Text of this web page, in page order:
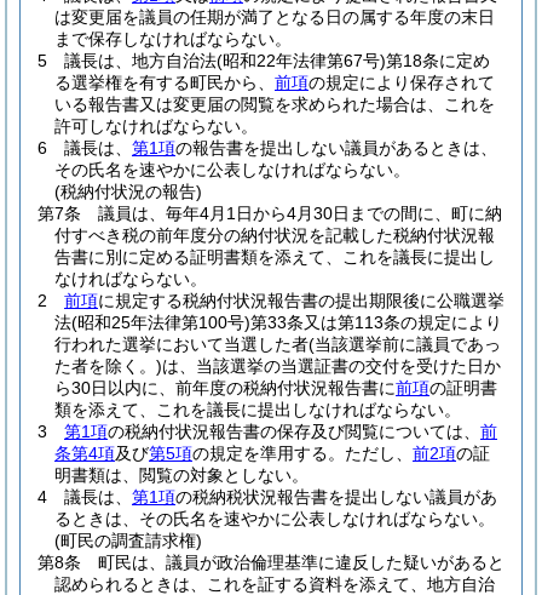
は変更届を議員の任期が満了となる日の属する年度の末日
まで保存しなければならない。
5
議長は、地方自治法(昭和22年法律第67号)第18条に定め
る選挙権を有する町民から、 前項の規定により保存されて
いる報告書又は変更届の閲覧を求められた場合は、これを
許可しなければならない。
6
議長は、 第1項の報告書を提出しない議員があるときは、
その氏名を速やかに公表しなければならない。
(税納付状況の報告)
第7条
議員は、毎年4月1日から4月30日までの間に、町に納
付すべき税の前年度分の納付状況を記載した税納付状況報
告書に別に定める証明書類を添えて、これを議長に提出し
なければならない。
2
前項に規定する税納付状況報告書の提出期限後に公職選挙
法(昭和25年法律第100号)第33条又は第113条の規定により
行われた選挙において当選した者(当該選挙前に議員であっ
た者を除く。)は、当該選挙の当選証書の交付を受けた日か
ら30日以内に、前年度の税納付状況報告書に前項の証明書
類を添えて、これを議長に提出しなければならない。
3
第1項の税納付状況報告書の保存及び閲覧については、 前
条第4項及び第5項の規定を準用する。 ただし、 前2項の証
明書類は、閲覧の対象としない。
4
議長は、 第1項の税納税状況報告書を提出しない議員があ
るときは、その氏名を速やかに公表しなければならない。
(町民の調査請求権)
第8条
町民は、議員が政治倫理基準に違反した疑いがあると
認められるときは、これを証する資料を添えて、地方自治